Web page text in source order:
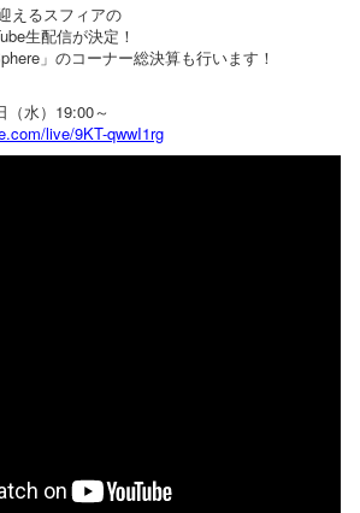
えるスフィアの
生配信が決定！
」のコーナー総決算も行います！
（水）19:00～
live/9KT-qwwI1rg